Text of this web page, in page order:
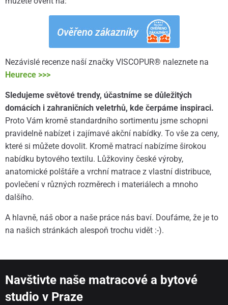
Nezávislé recenze naší značky VISCOPUR® naleznete na
Heurece >>>
Sledujeme světové trendy, účastníme se důležitých
domácích i zahraničních veletrhů, kde čerpáme inspiraci.
Proto Vám kromě standardního sortimentu jsme schopni
pravidelně nabízet i zajímavé akční nabídky. To vše za ceny,
které si můžete dovolit. Kromě matrací nabízíme širokou
nabídku bytového textilu. Lůžkoviny české výroby,
anatomické polštáře a vrchní matrace z vlastní distribuce,
povlečení v různých rozměrech i materiálech a mnoho
dalšího.
A hlavně, náš obor a naše práce nás baví. Doufáme, že je to
na našich stránkách alespoň trochu vidět :-).
Navštivte naše matracové a bytové
studio v Praze